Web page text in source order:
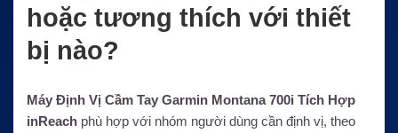
hoặc tương thích với thiết
bị nào?
Máy Định Vị Cầm Tay Garmin Montana 700i Tích Hợp
inReach phù hợp với nhóm người dùng cần định vị, theo